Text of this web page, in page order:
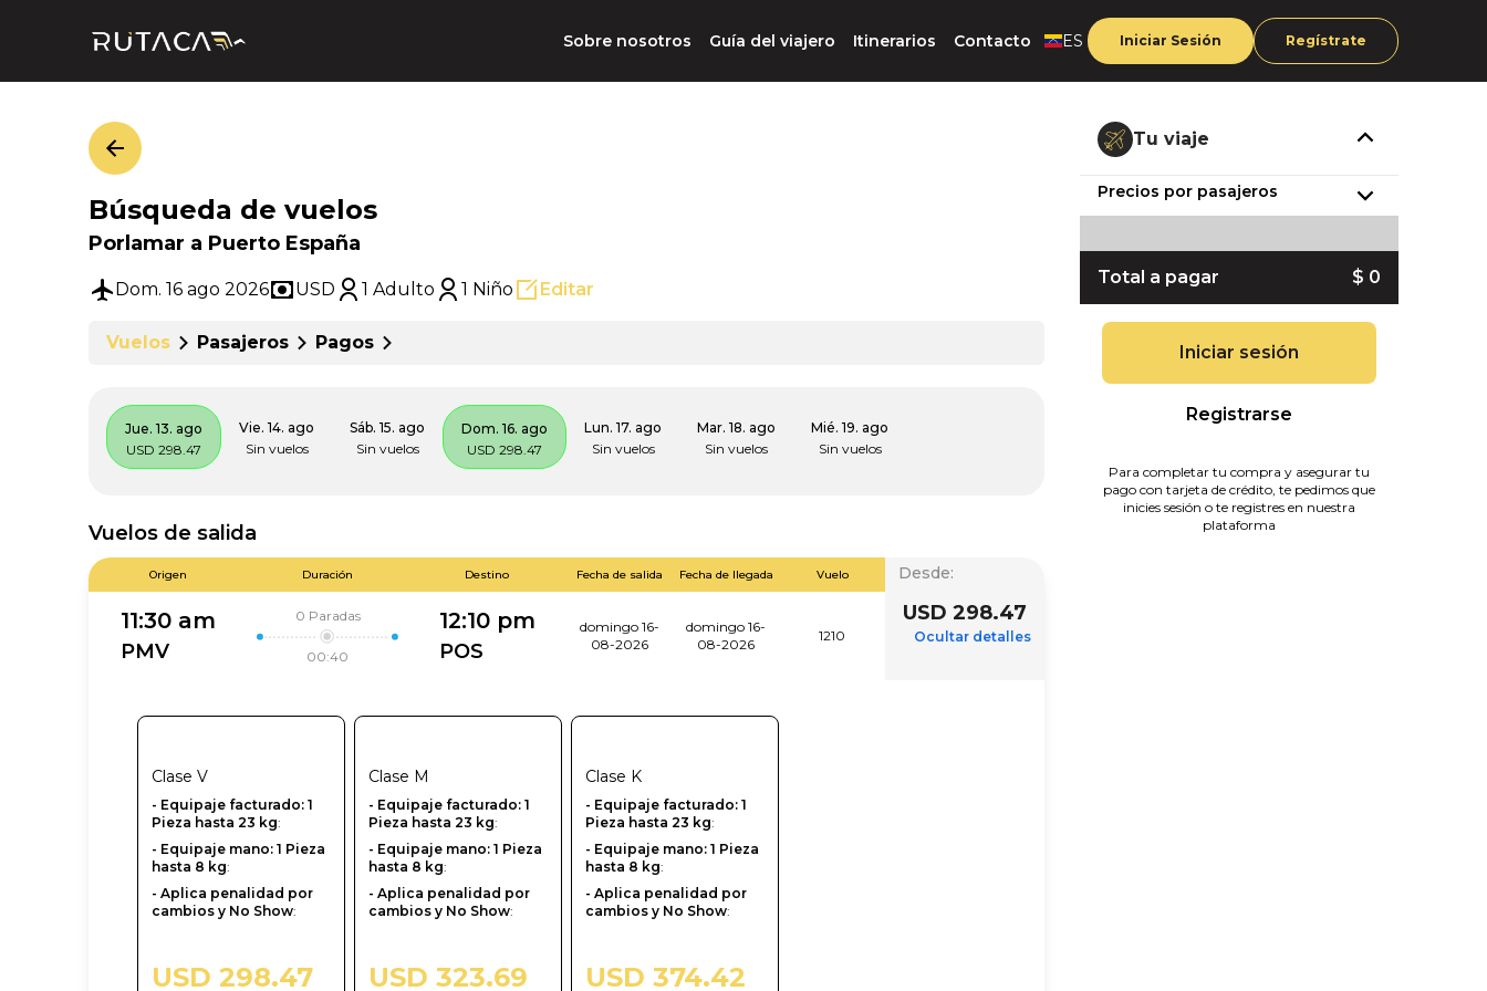
Sobre nosotros Guía del viajero Itinerarios Contacto ES Iniciar Sesión Regístrate
Búsqueda de vuelos
Porlamar a Puerto España
Dom. 16 ago 2026 USD 1 Adulto 1 Niño Editar
Vuelos Pasajeros Pagos
Jue. 13. ago
USD 298.47
Vie. 14. ago
Sin vuelos
Sáb. 15. ago
Sin vuelos
Dom. 16. ago
USD 298.47
Lun. 17. ago
Sin vuelos
Mar. 18. ago
Sin vuelos
Mié. 19. ago
Sin vuelos
Vuelos de salida
Origen Duración Destino Fecha de salida Fecha de llegada Vuelo
11:30 am
PMV
0 Paradas
00:40
12:10 pm
POS
domingo 16-
08-2026
domingo 16-
08-2026
1210
Desde:
USD 298.47
Ocultar detalles
Clase V
- ‎Equipaje facturado: 1
Pieza hasta 23 kg:
- Equipaje mano: 1 Pieza
hasta 8 kg:
- Aplica penalidad por
cambios y No Show:
USD 298.47
Clase M
- ‎Equipaje facturado: 1
Pieza hasta 23 kg:
- Equipaje mano: 1 Pieza
hasta 8 kg:
- Aplica penalidad por
cambios y No Show:
USD 323.69
Clase K
- Equipaje facturado: 1
Pieza hasta 23 kg:
- Equipaje mano: 1 Pieza
hasta 8 kg:
- Aplica penalidad por
cambios y No Show:
USD 374.42
Tu viaje
Precios por pasajeros
Total a pagar $ 0
Iniciar sesión
Registrarse
Para completar tu compra y asegurar tu
pago con tarjeta de crédito, te pedimos que
inicies sesión o te registres en nuestra
plataforma